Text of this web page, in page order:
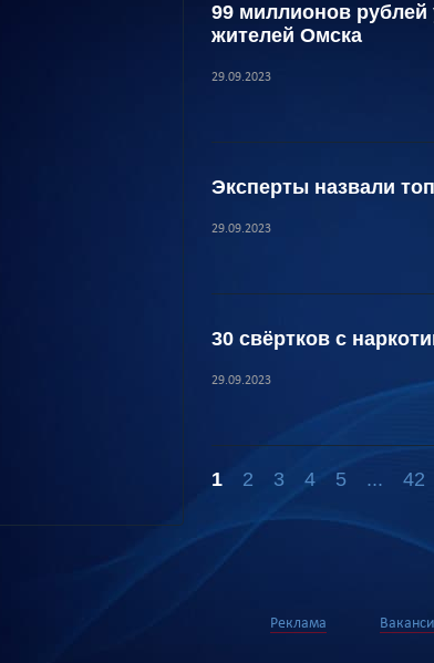
99 миллионов рублей
жителей Омска
29.09.2023
Эксперты назвали
29.09.2023
30 свёртков с
29.09.2023
1 2 3 4 5 ... 42
Реклама